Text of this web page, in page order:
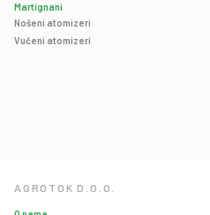
Martignani
Nošeni atomizeri
Vučeni atomizeri
AGROTOK D.O.O.